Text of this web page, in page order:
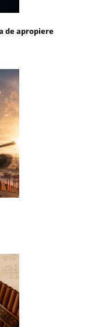
de apropiere